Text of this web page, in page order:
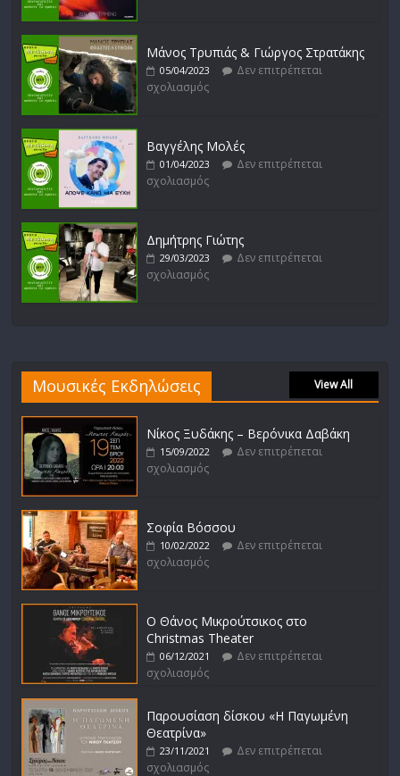
Μάνος Τρυπιάς & Γιώργος Στρατάκης
05/04/2023
Δεν επιτρέπεται
σχολιασμός
Βαγγέλης Μολές
01/04/2023
Δεν επιτρέπεται
σχολιασμός
Δημήτρης Γιώτης
29/03/2023
Δεν επιτρέπεται
σχολιασμός
Μουσικές Εκδηλώσεις View All
Νίκος Ξυδάκης – Βερόνικα Δαβάκη
15/09/2022
Δεν επιτρέπεται
σχολιασμός
Σοφία Βόσσου
10/02/2022
Δεν επιτρέπεται
σχολιασμός
Ο Θάνος Μικρούτσικος στο
Christmas Theater
06/12/2021
Δεν επιτρέπεται
σχολιασμός
Παρουσίαση δίσκου «Η Παγωμένη
Θεατρίνα»
23/11/2021
Δεν επιτρέπεται
σχολιασμός